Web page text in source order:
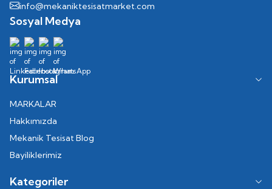
info@mekaniktesisatmarket.com
Sosyal Medya
Kurumsal
MARKALAR
Hakkımızda
Mekanik Tesisat Blog
Bayiliklerimiz
Kategoriler